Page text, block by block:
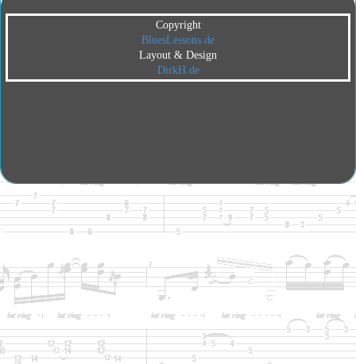
Copyright
BluesLessons.de
Layout & Design
DirkH.de